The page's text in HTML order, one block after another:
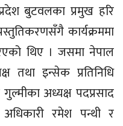
बुटवलका प्रमुख हरि
कार्यक्रममा
थिए । जसमा नेपाल
तथा इन्सेक प्रतिनिधि
अध्यक्ष पदप्रसाद
रमेश पन्थी र